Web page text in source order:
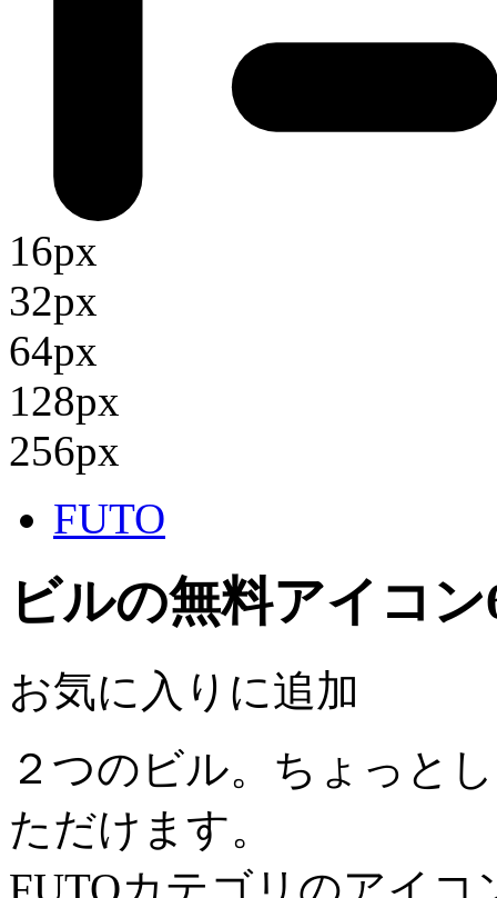
16px
32px
64px
128px
256px
FUTO
ビルの無料アイコン
お気に入りに追加
２つのビル。ちょっと
ただけます。
FUTOカテゴリのアイ